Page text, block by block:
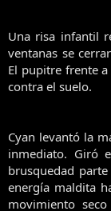
Una risa infantil
ventanas se
El pupitre frente
contra el suelo.
Cyan levantó la
inmediato. Giró
brusquedad
energía maldita
movimiento